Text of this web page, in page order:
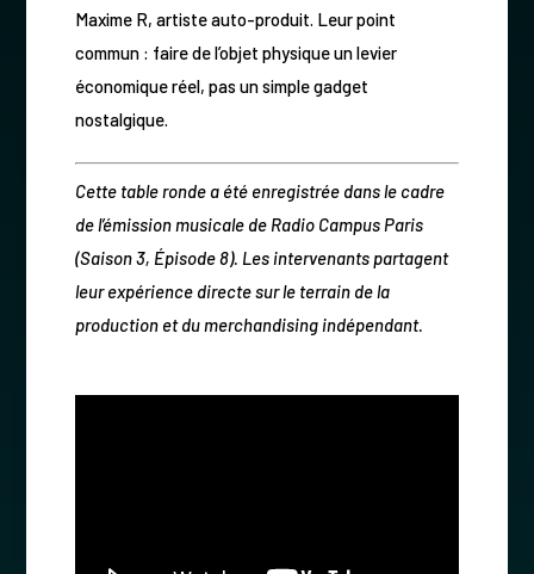
Maxime R, artiste auto-produit. Leur point
commun : faire de l’objet physique un levier
économique réel, pas un simple gadget
nostalgique.
Cette table ronde a été enregistrée dans le cadre
de l’émission musicale de Radio Campus Paris
(Saison 3, Épisode 8). Les intervenants partagent
leur expérience directe sur le terrain de la
production et du merchandising indépendant.